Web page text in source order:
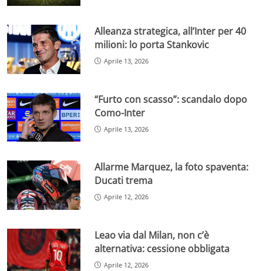
Alleanza strategica, all’Inter per 40
milioni: lo porta Stankovic
Aprile 13, 2026
“Furto con scasso”: scandalo dopo
Como-Inter
Aprile 13, 2026
Allarme Marquez, la foto spaventa:
Ducati trema
Aprile 12, 2026
Leao via dal Milan, non c’è
alternativa: cessione obbligata
Aprile 12, 2026